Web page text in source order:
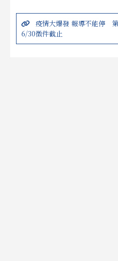
疫情大爆發 報導不能停
6/30徵件截止